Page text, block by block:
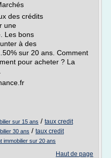
des crédits
une
Les bons
à des
sur 20 ans. Comment
pour acheter ? La
sur 15 ans / taux credit
30 ans / taux credit
immobilier sur 20 ans
Haut de page